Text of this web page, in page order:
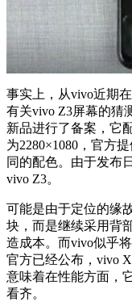
事实上，从vivo近期
有关vivo Z3屏幕的猜
新品进行了备案，它
为2280×1080，官方
同的配色。由于发布
vivo Z3。
可能是由于定位的缘
块，而是继续采用背
造成本。而vivo似乎
官方已经公布，vivo
意味着在性能方面，
看齐。